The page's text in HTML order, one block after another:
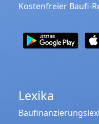
Kostenfreier Baufi-
Lexika